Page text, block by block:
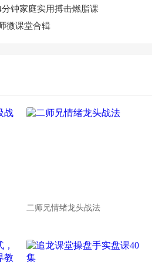
钟家庭实用搏击燃脂课
微课堂合辑
二师兄情绪龙头战法